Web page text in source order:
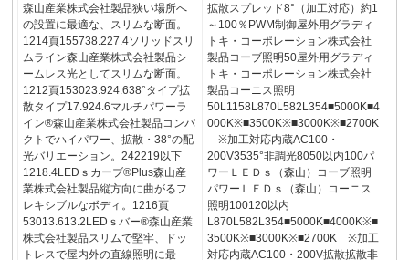
森山産業株式会社製品狭い場所へ
の設置に最適な、スリムな断面。
1214頁155738.227.4ソリッドスリ
ムライン森山産業株式会社製品シ
ームレス光としてスリムな断面。
1212頁153023.924.638°タイプ拡
散タイプ17.924.6マルチパワーラ
イン®森山産業株式会社製品コンパ
クトでハイパワー、拡散・38°の配
光バリエーション。242219以下
1218.4LEDｓカーブ®Plus森山産
業株式会社製品縦方向に曲がるフ
レキシブルなボディ。1216頁
53013.613.2LEDｓバー®森山産業
株式会社製品スリムで堅牢、ドッ
トレスで屋内外の直線照明に最
拡散スプレッド8°（加工対応）約1
～100％PWM制御屋外用グラディ
トキ・コーポレーション株式会社
製品コーブ照明50屋外用グラディ
トキ・コーポレーション株式会社
製品コーニス照明
50L1158L870L582L354■5000K■4
000K※■3500K※■3000K※■2700K
※加工対応内蔵AC100・
200V3535°非調光8050以内100パ
ワーＬＥＤｓ（森山）コーブ照明
パワーＬＥＤｓ（森山）コーニス
照明100120以内
L870L582L354■5000K■4000K※■
3500K※■3000K※■2700K ※加工
対応内蔵AC100・200V拡散拡散非